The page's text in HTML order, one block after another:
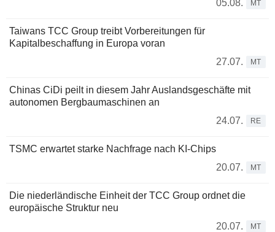
05.08.
MT
Taiwans TCC Group treibt Vorbereitungen für
Kapitalbeschaffung in Europa voran
27.07.
MT
Chinas CiDi peilt in diesem Jahr Auslandsgeschäfte mit
autonomen Bergbaumaschinen an
24.07.
RE
TSMC erwartet starke Nachfrage nach KI-Chips
20.07.
MT
Die niederländische Einheit der TCC Group ordnet die
europäische Struktur neu
20.07.
MT